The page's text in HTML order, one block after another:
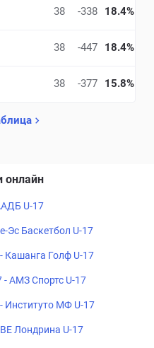
38 -338 18.4%
38 -447 18.4%
38 -377 15.8%
онлайн
U-17
Эс Баскетбол U-17
Кашанга Голф U-17
- АМЗ Спортс U-17
Институто МФ U-17
Лондрина U-17